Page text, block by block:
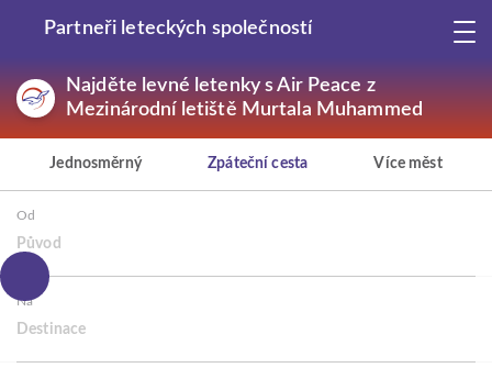
Partneři leteckých společností
Najděte levné letenky s Air Peace z
Mezinárodní letiště Murtala Muhammed
Jednosměrný Zpáteční cesta Více měst
Od
Původ
Na
Destinace